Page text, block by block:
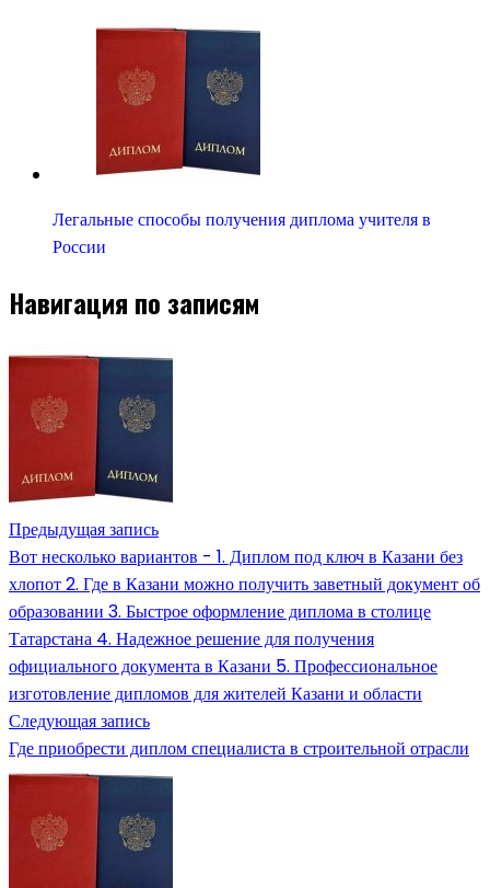
Легальные способы получения диплома учителя в
России
Навигация по записям
Предыдущая запись
Вот несколько вариантов - 1. Диплом под ключ в Казани без
хлопот 2. Где в Казани можно получить заветный документ об
образовании 3. Быстрое оформление диплома в столице
Татарстана 4. Надежное решение для получения
официального документа в Казани 5. Профессиональное
изготовление дипломов для жителей Казани и области
Следующая запись
Где приобрести диплом специалиста в строительной отрасли